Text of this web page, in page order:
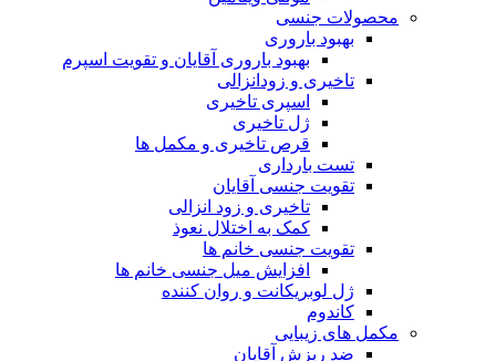
محصولات جنسی
بهبود باروری
بهبود باروری آقایان و تقویت اسپرم
تاخیری و زودانزالی
اسپری تاخیری
ژل تاخیری
قرص تاخیری و مکمل ها
تست بارداری
تقویت جنسی آقایان
تاخیری و زود انزالی
کمک به اختلال نعوذ
تقویت جنسی خانم ها
افزایش میل جنسی خانم ها
ژل لوبریکانت و روان کننده
کاندوم
مکمل های زیبایی
ضد ریزش آقایان